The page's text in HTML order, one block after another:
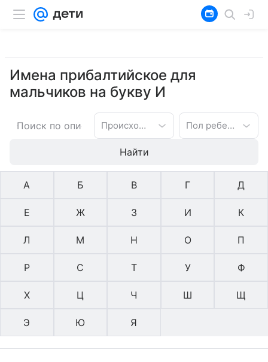
Имена прибалтийское для
мальчиков на букву И
Происхождение имени Пол ребенка
Найти
А Б В Г Д
Е Ж З И К
Л М Н О П
Р С Т У Ф
Х Ц Ч Ш Щ
Э Ю Я